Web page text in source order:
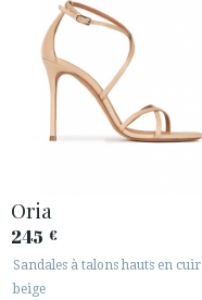
Oria
245 €
Sandales à talons hauts en cuir
beige